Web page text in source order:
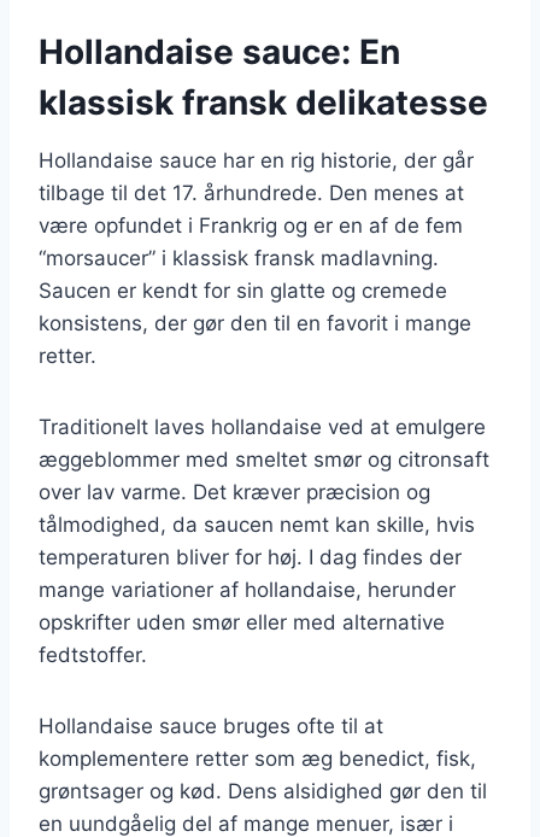
Hollandaise sauce: En
klassisk fransk delikatesse
Hollandaise sauce har en rig historie, der går
tilbage til det 17. århundrede. Den menes at
være opfundet i Frankrig og er en af de fem
“morsaucer” i klassisk fransk madlavning.
Saucen er kendt for sin glatte og cremede
konsistens, der gør den til en favorit i mange
retter.
Traditionelt laves hollandaise ved at emulgere
æggeblommer med smeltet smør og citronsaft
over lav varme. Det kræver præcision og
tålmodighed, da saucen nemt kan skille, hvis
temperaturen bliver for høj. I dag findes der
mange variationer af hollandaise, herunder
opskrifter uden smør eller med alternative
fedtstoffer.
Hollandaise sauce bruges ofte til at
komplementere retter som æg benedict, fisk,
grøntsager og kød. Dens alsidighed gør den til
en uundgåelig del af mange menuer, især i